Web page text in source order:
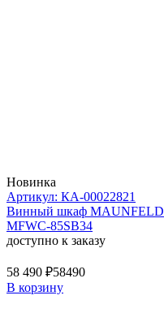
Новинка
Артикул: КА-00022821
Винный шкаф MAUNFELD
MFWC-85SB34
доступно к заказу
58 490 ₽58490
В корзину